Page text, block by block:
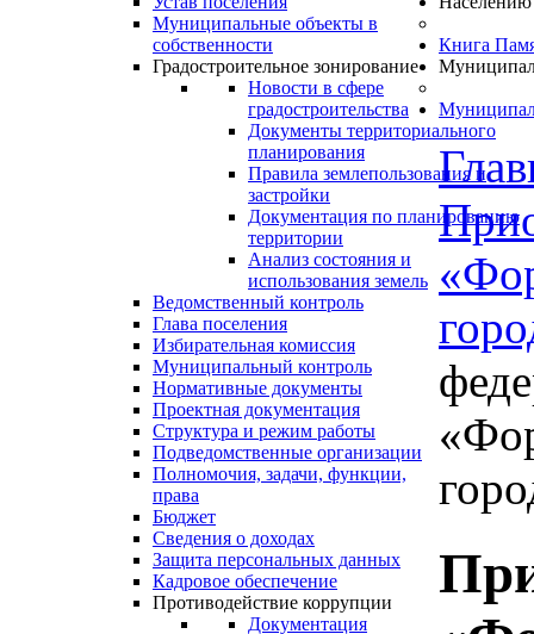
Муниципальные объекты в
собственности
Градостроительное зонирование
Новости в сфере
градостроительства
Документы территориального
планирования
Правила землепользования и
застройки
Документация по планированию
территории
Анализ состояния и
использования земель
Ведомственный контроль
Глава поселения
Избирательная комиссия
Муниципальный контроль
Нормативные документы
Проектная документация
Структура и режим работы
Подведомственные организации
Полномочия, задачи, функции,
права
Бюджет
Сведения о доходах
Защита персональных данных
Кадровое обеспечение
Противодействие коррупции
Документация
Книга